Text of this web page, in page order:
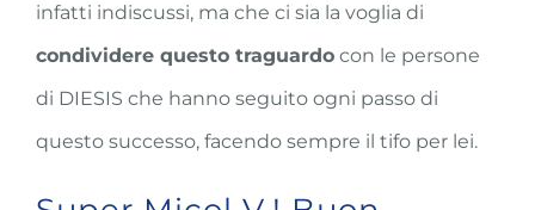
infatti indiscussi, ma che ci sia la voglia di
condividere questo traguardo con le persone
di DIESIS che hanno seguito ogni passo di
questo successo, facendo sempre il tifo per lei.